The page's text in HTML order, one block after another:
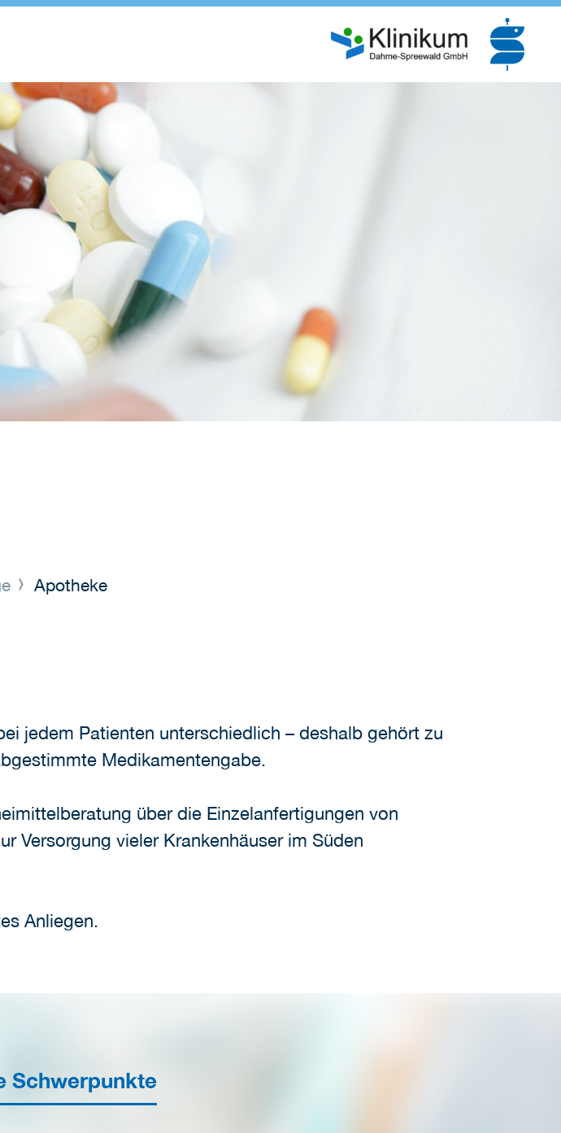
Apotheke
jedem Patienten unterschiedlich – deshalb gehört zu
Medikamentengabe.
über die Einzelanfertigungen von
Versorgung vieler Krankenhäuser im Süden
Anliegen.
Schwerpunkte